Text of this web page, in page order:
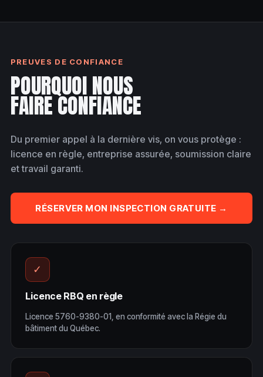
PREUVES DE CONFIANCE
POURQUOI NOUS
FAIRE CONFIANCE
Du premier appel à la dernière vis, on vous protège :
licence en règle, entreprise assurée, soumission claire
et travail garanti.
RÉSERVER MON INSPECTION GRATUITE →
✓
Licence RBQ en règle
Licence 5760-9380-01, en conformité avec la Régie du
bâtiment du Québec.